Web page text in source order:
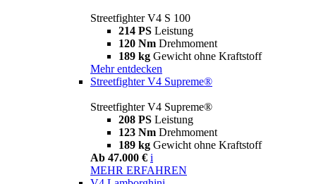
Streetfighter V4 S 100
214 PS Leistung
120 Nm Drehmoment
189 kg Gewicht ohne Kraftstoff
Mehr entdecken
Streetfighter V4 Supreme®
Streetfighter V4 Supreme®
208 PS Leistung
123 Nm Drehmoment
189 kg Gewicht ohne Kraftstoff
Ab 47.000 € i
MEHR ERFAHREN